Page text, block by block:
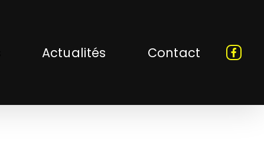
Actualités Contact